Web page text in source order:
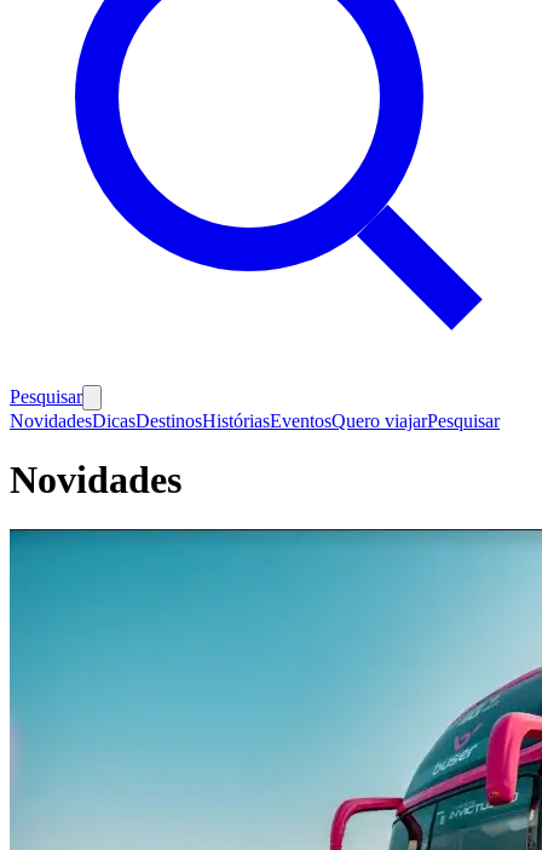
Pesquisar
NovidadesDicasDestinosHistóriasEventosQuero viajarPesquisar
Novidades